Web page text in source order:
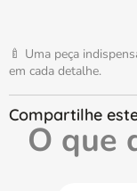
🍼 Uma peça
em cada detalhe.
O que